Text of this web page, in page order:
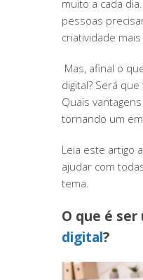
muito a cada
pessoas
criatividade
Mas, afinal o
digital? Será
Quais
tornando um
Leia este artigo
ajudar com
tema.
O que é ser
digital?